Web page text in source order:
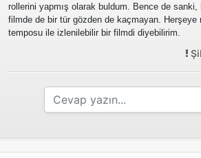
rollerini yapmış olarak buldum. Bence de sanki,
filmde de bir tür gözden de kaçmayan.
temposu ile izlenilebilir bir filmdi diyebilirim.